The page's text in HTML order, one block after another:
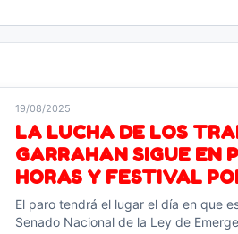
19/08/2025
LA LUCHA DE LOS
GARRAHAN SIGUE EN
HORAS Y FESTIVAL
El paro tendrá el lugar el día en que
Senado Nacional de la Ley de